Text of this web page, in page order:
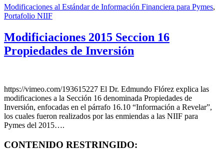
Modificaciones al Estándar de Información Financiera para Pymes,
Portafolio NIIF
Modificiaciones 2015 Seccion 16
Propiedades de Inversión
https://vimeo.com/193615227 El Dr. Edmundo Flórez explica las
modificaciones a la Sección 16 denominada Propiedades de
Inversión, enfocadas en el párrafo 16.10 “Información a Revelar”,
los cuales fueron realizados por las enmiendas a las NIIF para
Pymes del 2015….
CONTENIDO RESTRINGIDO: